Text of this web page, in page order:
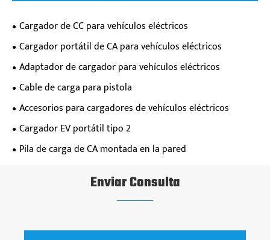
Cargador de CC para vehículos eléctricos
Cargador portátil de CA para vehículos eléctricos
Adaptador de cargador para vehículos eléctricos
Cable de carga para pistola
Accesorios para cargadores de vehículos eléctricos
Cargador EV portátil tipo 2
Pila de carga de CA montada en la pared
Enviar Consulta